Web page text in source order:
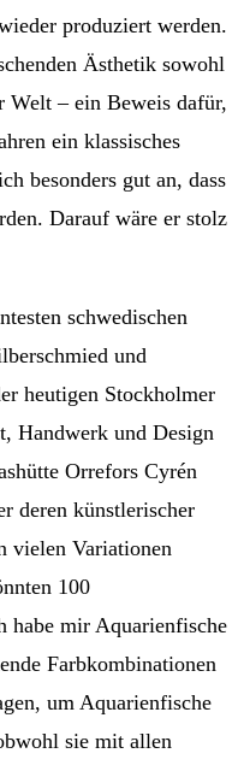
produziert werden.
Ästhetik sowohl
Welt – ein Beweis dafür,
ein klassisches
besonders gut an, dass
Darauf wäre er stolz
schwedischen
und
heutigen Stockholmer
Handwerk und Design
Orrefors Cyrén
deren künstlerischer
vielen Variationen
100
habe mir Aquarienfische
Farbkombinationen
um Aquarienfische
sie mit allen